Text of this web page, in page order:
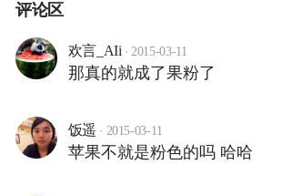
评论区
欢言_AIi · 2015-03-11
那真的就成了果粉了
饭遥 · 2015-03-11
苹果不就是粉色的吗 哈哈